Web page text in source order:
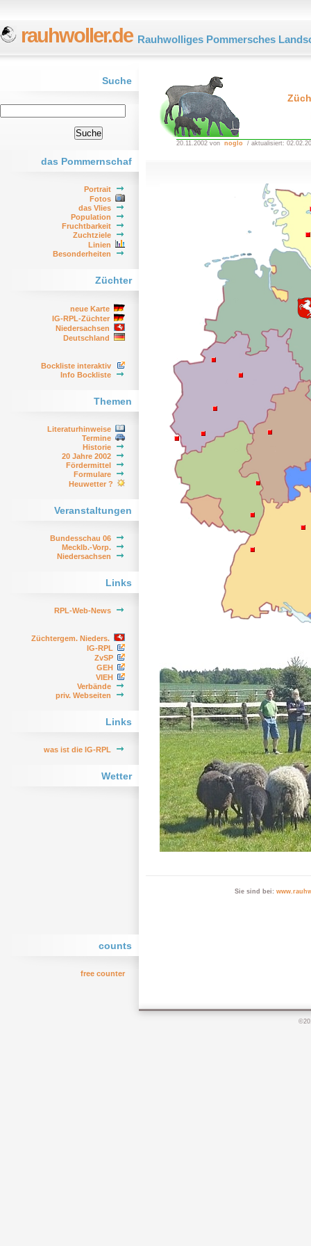
rauhwoller.de Rauhwolliges Pommersches
Suche
das Pommernschaf
Portrait
Fotos
das Vlies
Population
Fruchtbarkeit
Zuchtziele
Linien
Besonderheiten
Züchter
neue Karte
IG-RPL-Züchter
Niedersachsen
Deutschland
Bockliste interaktiv
Info Bockliste
Themen
Literaturhinweise
Termine
Historie
20 Jahre 2002
Fördermittel
Formulare
Heuwetter ?
Veranstaltungen
Bundesschau 06
Mecklb.-Vorp.
Niedersachsen
Links
RPL-Web-News
Züchtergem. Nieders.
IG-RPL
ZvSP
GEH
VIEH
Verbände
priv. Webseiten
Links
was ist die IG-RPL
Wetter
counts
free counter
20.11.2002 von noglo / aktualisiert:
Sie sind bei: